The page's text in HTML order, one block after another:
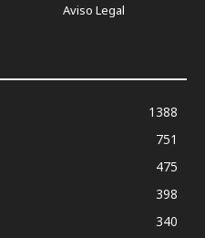
Aviso Legal
1388
751
475
398
340